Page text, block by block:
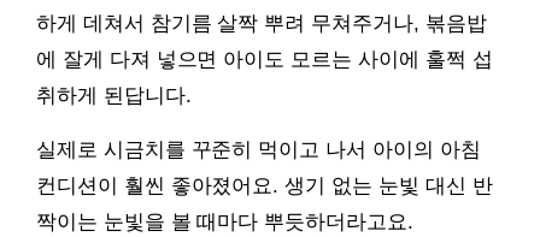
하게 데쳐서 참기름 살짝 뿌려 무쳐주거나, 볶음밥
에 잘게 다져 넣으면 아이도 모르는 사이에 훌쩍 섭
취하게 된답니다.
실제로 시금치를 꾸준히 먹이고 나서 아이의 아침
컨디션이 훨씬 좋아졌어요. 생기 없는 눈빛 대신 반
짝이는 눈빛을 볼 때마다 뿌듯하더라고요.